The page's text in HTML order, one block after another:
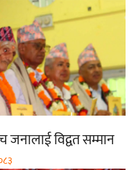
जनालाई विद्वत सम्मान